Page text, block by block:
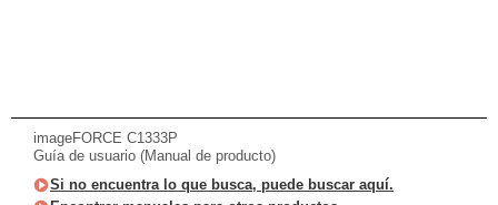
imageFORCE C1333P
Guía de usuario (Manual de producto)
Si no encuentra lo que busca, puede buscar aquí.